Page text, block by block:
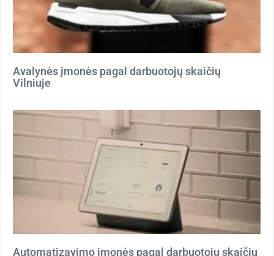
Avalynės įmonės pagal darbuotojų skaičių
Vilniuje
Automatizavimo įmonės pagal darbuotojų skaičių